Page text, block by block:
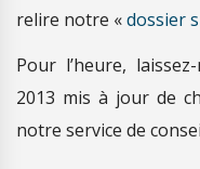
relire notre «dossier
Pour l’heure,
2013 mis à jour de
notre service de